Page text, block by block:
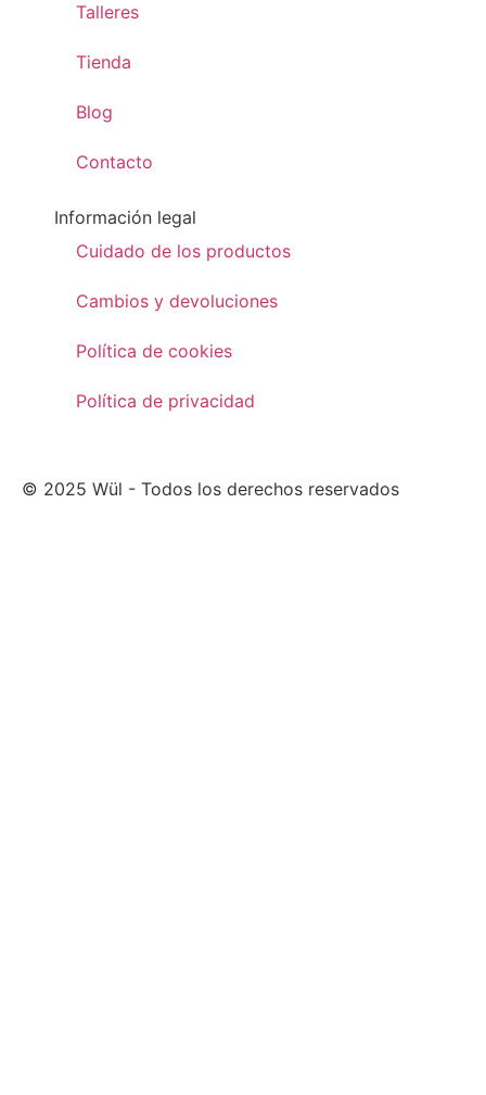
Talleres
Tienda
Blog
Contacto
Información legal
Cuidado de los productos
Cambios y devoluciones
Política de cookies
Política de privacidad
© 2025 Wül - Todos los derechos reservados